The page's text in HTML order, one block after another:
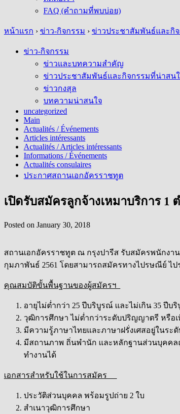
FAQ (คำถามที่พบบ่อย)
หน้าแรก › ข่าว-กิจกรรม › ข่าวประชาสัมพันธ์และกิ
ข่าว-กิจกรรม
ข่าวและบทความสำคัญ
ข่าวประชาสัมพันธ์และกิจกรรมที่น่าสน
ข่าวกงสุล
บทความน่าสนใจ
uncategorized
Main
Actualités / Événements
Articles intéressants
Actualités / Articles intéressants
Informations / Événements
Actualités consulaires
ประกาศสถานเอกอัครราชทูต
เปิดรับสมัครลูกจ้างเหมาบริการ 1
Posted on January 30, 2018
สถานเอกอัครราชทูต ณ กรุงปารีส รับสมัครพนักงาน
กุมภาพันธ์ 2561 โดยสามารถสมัครทางไปรษณีย์ ไ
คุณสมบัติขั้นพื้นฐานของผู้สมัครฯ
อายุไม่ต่ำกว่า 25 ปีบริบูรณ์ และไม่เกิน 35 ปี
วุฒิการศึกษา ไม่ต่ำกว่าระดับปริญญาตรี หรือเ
มีความรู้ภาษาไทยและภาษาฝรั่งเศสอยู่ในระ
มีสถานภาพ ถิ่นพำนัก และหลักฐานส่วนบุคคล
ทำงานได้
เอกสารสำหรับใช้ในการสมัคร
ประวัติส่วนบุคคล พร้อมรูปถ่าย 2 ใบ
สำเนาวุฒิการศึกษา